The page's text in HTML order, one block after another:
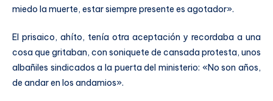
miedo la muerte, estar siempre presente es agotador».
El prisaico, ahíto, tenía otra aceptación y recordaba a una
cosa que gritaban, con soniquete de cansada protesta, unos
albañiles sindicados a la puerta del ministerio: «No son años,
de andar en los andamios».